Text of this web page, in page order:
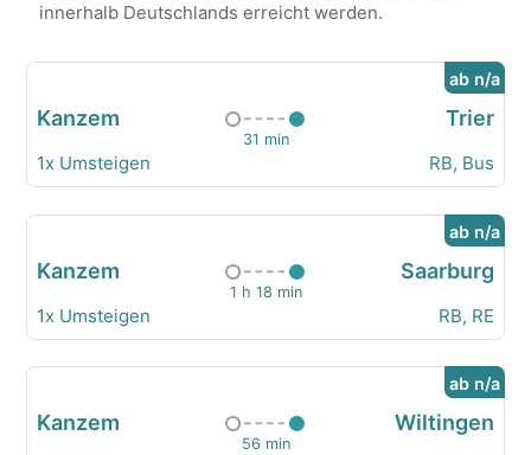
innerhalb Deutschlands erreicht werden.
ab n/a
Kanzem
31 min
Trier
1x Umsteigen RB, Bus
ab n/a
Kanzem
1 h 18 min
Saarburg
1x Umsteigen RB, RE
ab n/a
Kanzem
56 min
Wiltingen